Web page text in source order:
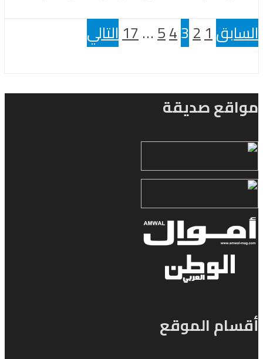
السابق1
2
3
4
5
…
17التالي
مواقع صديقة
أقسام الموقع